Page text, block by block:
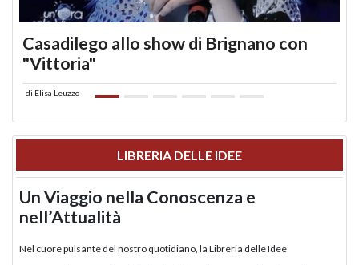
Casadilego allo show di Brignano con
"Vittoria"
di Elisa Leuzzo
LIBRERIA DELLE IDEE
Un Viaggio nella Conoscenza e
nell’Attualità
Nel cuore pulsante del nostro quotidiano, la Libreria delle Idee